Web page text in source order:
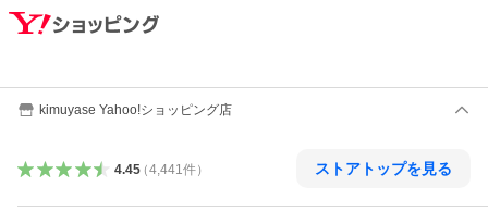
kimuyase Yahoo!ショッピング店
4.45（4,441件） ストアトップを見る